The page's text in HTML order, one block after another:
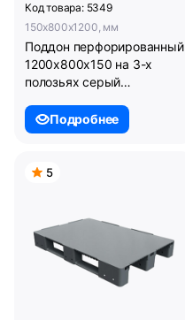
Код товара: 5349
150x800x1200, мм
Поддон перфорированный
1200x800x150 на 3-х
полозьях серый
(02.117.91.PEF.S.Т10X)
Подробнее
5